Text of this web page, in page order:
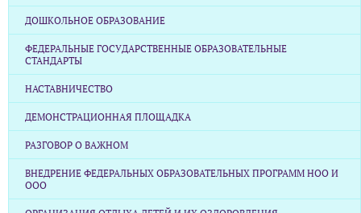
ДОШКОЛЬНОЕ ОБРАЗОВАНИЕ
ФЕДЕРАЛЬНЫЕ ГОСУДАРСТВЕННЫЕ ОБРАЗОВАТЕЛЬНЫЕ
СТАНДАРТЫ
НАСТАВНИЧЕСТВО
ДЕМОНСТРАЦИОННАЯ ПЛОЩАДКА
РАЗГОВОР О ВАЖНОМ
ВНЕДРЕНИЕ ФЕДЕРАЛЬНЫХ ОБРАЗОВАТЕЛЬНЫХ ПРОГРАММ НОО И
ООО